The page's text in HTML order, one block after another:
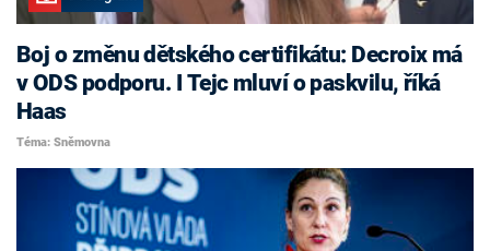
Boj o změnu dětského certifikátu: Decroix má
v ODS podporu. I Tejc mluví o paskvilu, říká
Haas
Téma: Sněmovna